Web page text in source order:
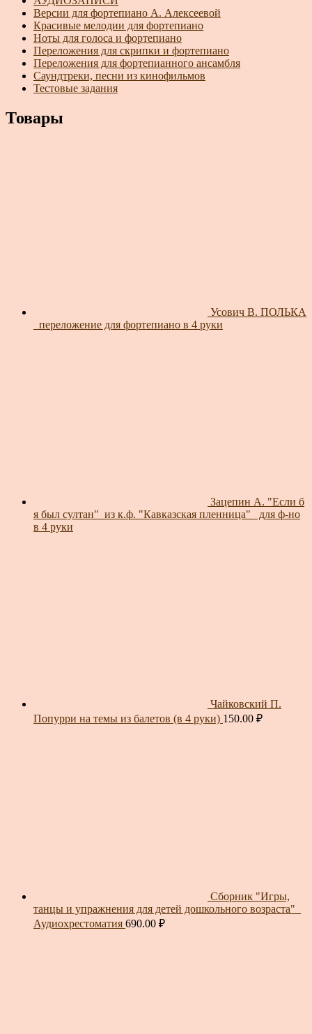
Версии для фортепиано А. Алексеевой
Красивые мелодии для фортепиано
Ноты для голоса и фортепиано
Переложения для скрипки и фортепиано
Переложения для фортепианного ансамбля
Саундтреки, песни из кинофильмов
Тестовые задания
Товары
Усович В. ПОЛЬКА
_переложение для фортепиано в 4 руки
Зацепин А. "Если б
я был султан"_из к.ф. "Кавказская пленница"_ для ф-но
в 4 руки
Чайковский П.
Попурри на темы из балетов (в 4 руки) 150.00 ₽
Сборник "Игры,
танцы и упражнения для детей дошкольного возраста"_
Аудиохрестоматия 690.00 ₽